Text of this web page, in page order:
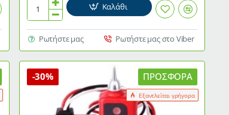
Όργανο
διαδοχής
φάσεων
PI-
8030
SMART
Καλάθι
Ρωτήστε μας Ρωτήστε μας στο Viber
ΠΡΟΣΦΟΡΆ
Εξαντλείται γρήγορα
-30%